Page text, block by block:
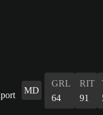
MD
GRL
64
RIT
91